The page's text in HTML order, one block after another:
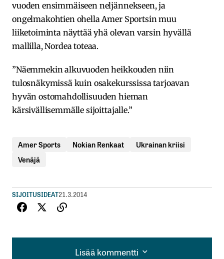
vuoden ensimmäiseen neljännekseen, ja
ongelmakohtien ohella Amer Sportsin muu
liiketoiminta näyttää yhä olevan varsin hyvällä
mallilla, Nordea toteaa.
”Näemmekin alkuvuoden heikkouden niin
tulosnäkymissä kuin osakekurssissa tarjoavan
hyvän ostomahdollisuuden hieman
kärsivällisemmälle sijoittajalle.”
Amer Sports Nokian Renkaat
Ukrainan kriisi
Venäjä
SIJOITUSIDEAT21.3.2014
Lisää kommentti